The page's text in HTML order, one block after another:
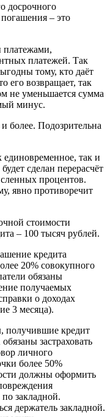
досрочного
– это
платежей. Так
тому, кто даёт
его возвращает, так
не уменьшается сумма
минус.
более. Подозрительна
единовременное, так и
сделан перерасчёт
процентов.
явно противоречит
стоимости
– 100 тысяч рублей.
кредита
20% совокупного
обязаны
получаемых
о доходах
3 месяца).
получившие кредит
застраховать
личного
более 50%
должны оформить
закладной.
держатель закладной.